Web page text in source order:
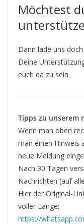
Möchtest
Dann lade uns
Deine
euch da zu sein.
Tipps zu unserem
Wenn man oben
man einen Hinweis
neue Meldung
Nach 30 Tagen
Nachrichten (auf
Hier der Original-
voller Länge:
https://